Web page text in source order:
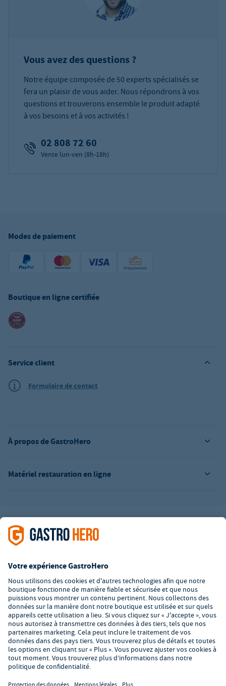
Vous avez des questions ?
Notre équipe composée de 50 experts spécialisés se
fera un plaisir de vous aider. Nous répondrons à vos
questions et trouverons ensemble le produit adapté
à vos besoins et à vos activités !
02 808 72 60
Vente lun-ven (8h-18h)
Modes de paiement
Boutique en ligne certifiée
Matériel restauration en ligne
À propos de GastroHero
Service client
Formulaire de contact
L’offre de la société GastroHero est exclusivement destinée aux
entreprises. Tous les prix sont des prix unitaires nets majorés de
Certaines méthodes de paiement peuvent entraîner des frais
supplémentaires.
² PVC : Prix de Vente Conseillé par le fabricant
*A partir d'un montant de 350€ net. Jusqu'à cette date, les frais
de port s'élèvent à 7,90€ (hors TVA).
© 2026 GastroHero - Matériel et équipement de restauration -